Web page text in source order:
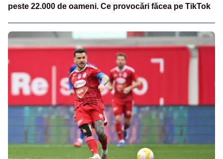
peste 22.000 de oameni. Ce provocări făcea pe TikTok